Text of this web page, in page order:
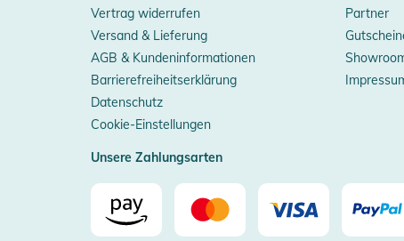
Vertrag widerrufen
Versand & Lieferung
AGB & Kundeninformationen
Barrierefreiheitserklärung
Datenschutz
Cookie-Einstellungen
Partner
Unsere Zahlungsarten